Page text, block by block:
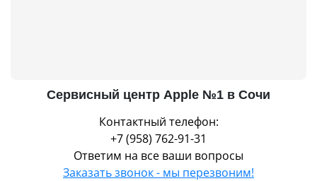
Сервисный центр Apple №1 в Сочи
Контактный телефон:
+7 (958) 762-91-31
Ответим на все ваши вопросы
Заказать звонок - мы перезвоним!